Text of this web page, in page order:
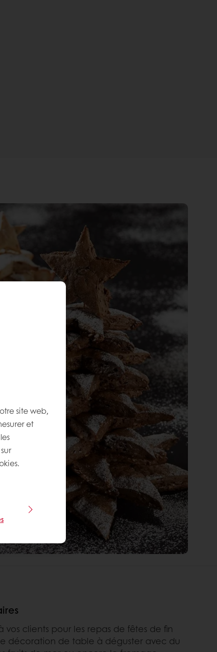
vos clients pour les repas de fêtes de fin
décoration de table à déguster avec du
site web,
et